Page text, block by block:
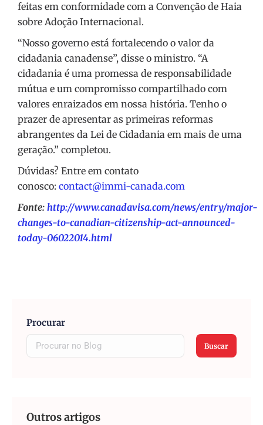
feitas em conformidade com a Convenção de Haia
sobre Adoção Internacional.
“Nosso governo está fortalecendo o valor da
cidadania canadense”, disse o ministro. “A
cidadania é uma promessa de responsabilidade
mútua e um compromisso compartilhado com
valores enraizados em nossa história. Tenho o
prazer de apresentar as primeiras reformas
abrangentes da Lei de Cidadania em mais de uma
geração.” completou.
Dúvidas? Entre em contato
conosco: contact@immi-canada.com
Fonte: http://www.canadavisa.com/news/entry/major-
changes-to-canadian-citizenship-act-announced-
today-06022014.html
Procurar
Buscar
Outros artigos